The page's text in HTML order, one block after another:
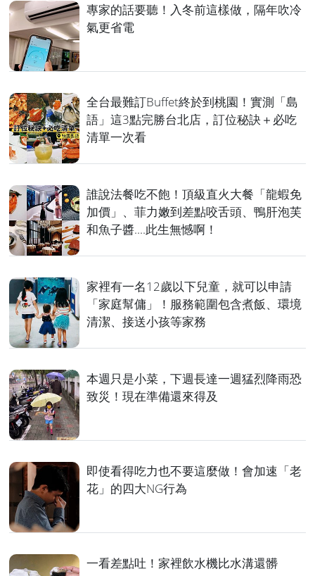
專家的話要聽！入冬前這樣做，隔年吹冷
氣更省電
全台最難訂Buffet終於到桃園！實測「島
語」這3點完勝台北店，訂位秘訣＋必吃
清單一次看
誰說法餐吃不飽！頂級直火大餐「龍蝦免
加價」、菲力嫩到差點咬舌頭、鴨肝泡芙
和魚子醬....此生無憾啊！
家裡有一名12歲以下兒童，就可以申請
「家庭幫傭」！服務範圍包含煮飯、環境
清潔、接送小孩等家務
本週只是小菜，下週長達一週猛烈降雨恐
致災！現在準備還來得及
即使看得吃力也不要這麼做！會加速「老
花」的四大NG行為
一看差點吐！家裡飲水機比水溝還髒